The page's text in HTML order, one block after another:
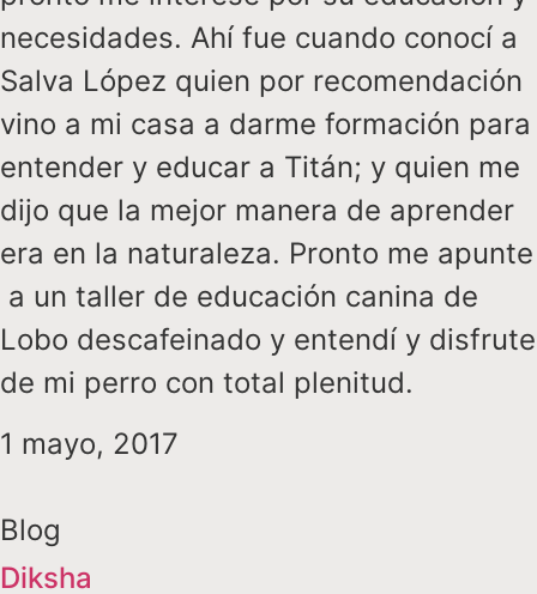
necesidades. Ahí fue cuando conocí a
Salva López quien por recomendación
vino a mi casa a darme formación para
entender y educar a Titán; y quien me
dijo que la mejor manera de aprender
era en la naturaleza. Pronto me apunte
a un taller de educación canina de
Lobo descafeinado y entendí y disfrute
de mi perro con total plenitud.
1 mayo, 2017
Blog
Diksha